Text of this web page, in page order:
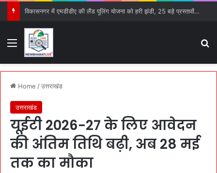
विकासनगर में एमडीडीए की लैंड पूलिंग योजना को हरी झंडी, 25 बड़े प्रस्तावों को मिली मंजूरी
Menu
Home /उत्तराखंड
उत्तराखंड
यूईटी 2026-27 के लिए आवेदन
की अंतिम तिथि बढ़ी, अब 28 मई
तक का मौका